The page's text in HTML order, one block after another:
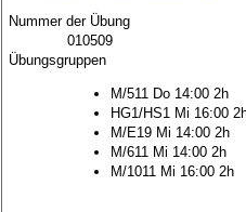
Nummer der Übung
010509
Übungsgruppen
M/511 Do 14:00 2h
HG1/HS1 Mi 16:00
M/E19 Mi 14:00 2h
M/611 Mi 14:00 2h
M/1011 Mi 16:00 2h